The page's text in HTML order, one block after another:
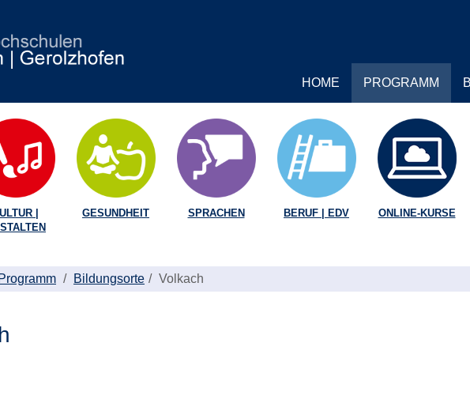
HOME PROGRAMM
|
GESUNDHEIT SPRACHEN BERUF | EDV ONLINE-KURSE
Programm Bildungsorte Volkach